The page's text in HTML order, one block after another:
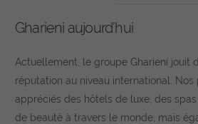
Gharieni aujourd’hui
Actuellement, le groupe Gharieni jouit
réputation au niveau international. Nos
appréciés des hôtels de luxe, des
de beauté à travers le monde, mais
Adressen), z. B. für personalisierte
Anzeigen- und Inhaltsmessung.
Datenschutzerklärung.
Vous trouverez ici un aperçu de tous les
pouvez donner votre consentement à
ou faire afficher des informations
sélectionner que certains cookies.